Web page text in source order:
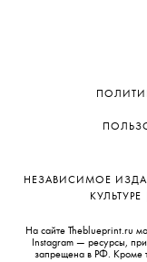
НЕЗАВИСИМОЕ
КУЛЬТУРЕ
На сайте Theblueprint.ru
Instagram — ресурсы,
запрещена в РФ. Кроме